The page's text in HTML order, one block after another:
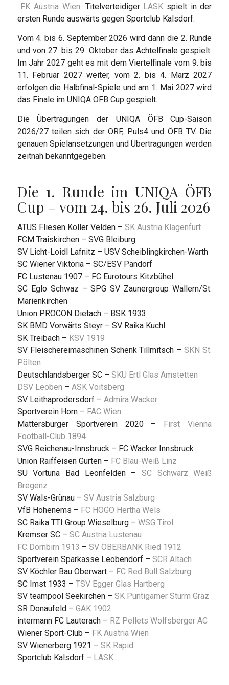
FK Austria Wien. Titelverteidiger LASK spielt in der
ersten Runde auswärts gegen Sportclub Kalsdorf.
Vom 4. bis 6. September 2026 wird dann die 2. Runde
und von 27. bis 29. Oktober das Achtelfinale gespielt.
Im Jahr 2027 geht es mit dem Viertelfinale vom 9. bis
11. Februar 2027 weiter, vom 2. bis 4. März 2027
erfolgen die Halbfinal-Spiele und am 1. Mai 2027 wird
das Finale im UNIQA ÖFB Cup gespielt.
Die Übertragungen der UNIQA ÖFB Cup-Saison
2026/27 teilen sich der ORF, Puls4 und ÖFB TV. Die
genauen Spielansetzungen und Übertragungen werden
zeitnah bekanntgegeben.
Die 1. Runde im UNIQA ÖFB
Cup – vom 24. bis 26. Juli 2026
ATUS Fliesen Koller Velden – SK Austria Klagenfurt
FCM Traiskirchen – SVG Bleiburg
SV Licht-Loidl Lafnitz – USV Scheiblingkirchen-Warth
SC Wiener Viktoria – SC/ESV Pandorf
FC Lustenau 1907 – FC Eurotours Kitzbühel
SC Eglo Schwaz – SPG SV Zaunergroup Wallern/St.
Marienkirchen
Union PROCON Dietach – BSK 1933
SK BMD Vorwärts Steyr – SV Raika Kuchl
SK Treibach – KSV 1919
SV Fleischereimaschinen Schenk Tillmitsch –SKN St.
Pölten
Deutschlandsberger SC – SKU Ertl Glas Amstetten
DSV Leoben – ASK Voitsberg
SV Leithaprodersdorf – Admira Wacker
Sportverein Horn – FAC Wien
Mattersburger Sportverein 2020 – First Vienna
Football-Club 1894
SVG Reichenau-Innsbruck – FC Wacker Innsbruck
Union Raiffeisen Gurten – FC Blau-Weiß Linz
SU Vortuna Bad Leonfelden –SC Schwarz Weiß
Bregenz
SV Wals-Grünau – SV Austria Salzburg
VfB Hohenems – FC HOGO Hertha Wels
SC Raika TTI Group Wieselburg – WSG Tirol
Kremser SC – SC Austria Lustenau
FC Dornbirn 1913 – SV OBERBANK Ried 1912
Sportverein Sparkasse Leobendorf – SCR Altach
SV Köchler Bau Oberwart – FC Red Bull Salzburg
SC Imst 1933 – TSV Egger Glas Hartberg
SV teampool Seekirchen – SK Puntigamer Sturm Graz
SR Donaufeld – GAK 1902
intermann FC Lauterach – RZ Pellets Wolfsberger AC
Wiener Sport-Club – FK Austria Wien
SV Wienerberg 1921 – SK Rapid
Sportclub Kalsdorf – LASK